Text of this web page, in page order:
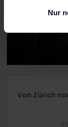
Nur
Von Zürich